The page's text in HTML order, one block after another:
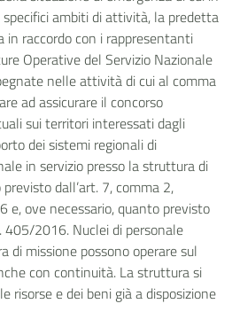
specifici ambiti di attività, la predetta
in raccordo con i rappresentanti
Operative del Servizio Nazionale
nelle attività di cui al comma
ad assicurare il concorso
sui territori interessati dagli
dei sistemi regionali di
in servizio presso la struttura di
dall’art. 7, comma 2,
e, ove necessario, quanto previsto
405/2016. Nuclei di personale
missione possono operare sul
con continuità. La struttura si
risorse e dei beni già a disposizione